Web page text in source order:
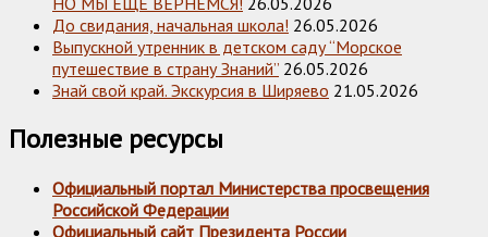
До свидания, начальная школа! 26.05.2026
Выпускной утренник в детском саду “Морское
путешествие в страну Знаний” 26.05.2026
Знай свой край. Экскурсия в Ширяево 21.05.2026
Полезные ресурсы
Официальный портал Министерства просвещения
Российской Федерации
Официальный сайт Президента России